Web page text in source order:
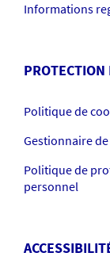
Informations
PROTECTION
Politique de
Gestionnaire
Politique de
personnel